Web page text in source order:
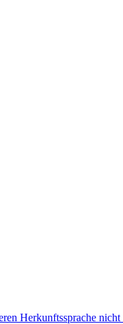
Herkunftssprache